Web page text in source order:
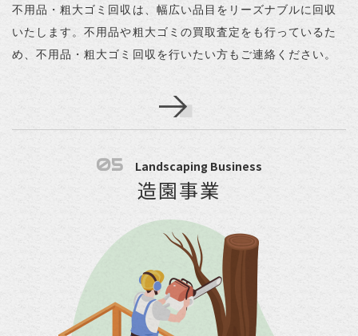
不用品・粗大ゴミ回収は、幅広い品目をリーズナブルに回収
いたします。不用品や粗大ゴミの買取査定をも行っているた
め、不用品・粗大ゴミ回収を行いたい方もご連絡ください。
05 Landscaping Business
造園事業